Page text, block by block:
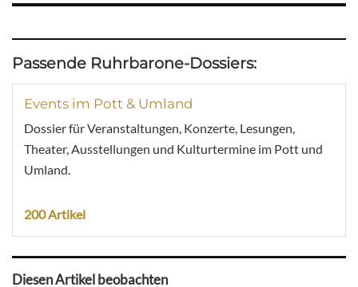
Passende Ruhrbarone-Dossiers:
Events im Pott & Umland
Dossier für Veranstaltungen, Konzerte, Lesungen,
Theater, Ausstellungen und Kulturtermine im Pott und
Umland.
200 Artikel
Diesen Artikel beobachten